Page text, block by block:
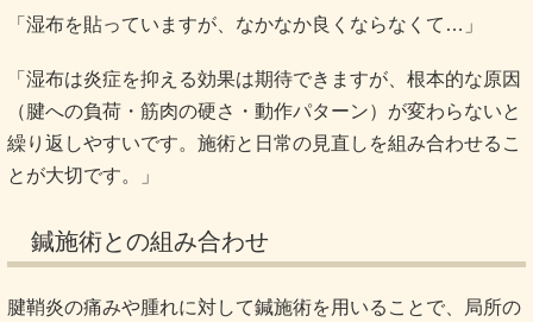
「湿布を貼っていますが、なかなか良くならなくて…」
「湿布は炎症を抑える効果は期待できますが、根本的な原因
（腱への負荷・筋肉の硬さ・動作パターン）が変わらないと
繰り返しやすいです。施術と日常の見直しを組み合わせるこ
とが大切です。」
鍼施術との組み合わせ
腱鞘炎の痛みや腫れに対して鍼施術を用いることで、局所の